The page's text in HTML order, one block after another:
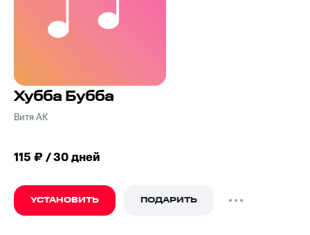
Хубба Бубба
Витя АК
115 ₽ / 30 дней
УСТАНОВИТЬ ПОДАРИТЬ